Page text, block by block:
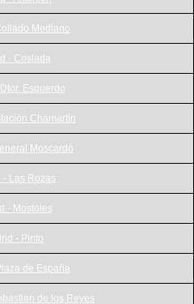
Mediano
- Coslada
Esquerdo
Chamartin
Moscardó
- Las Rozas
- Mostoles
- Pinto
de España
de los Reyes